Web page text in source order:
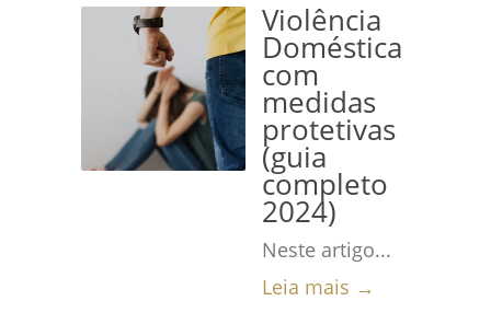
Violência
Doméstica
com
medidas
protetivas
(guia
completo
2024)
Neste artigo...
Leia mais →